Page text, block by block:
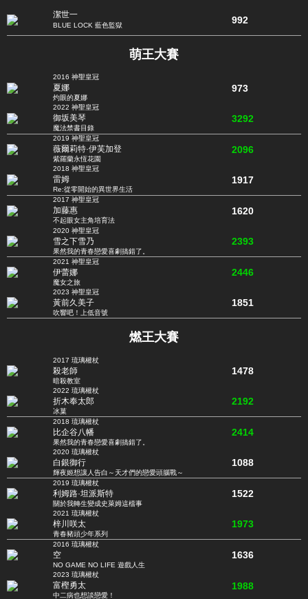
潔世一
BLUE LOCK 藍色監獄 992
萌王大賽
2016 神聖皇冠
夏娜
灼眼的夏娜
973
2022 神聖皇冠
御坂美琴
魔法禁書目錄
3292
2019 神聖皇冠
薇爾莉特·伊芙加登
紫羅蘭永恆花園
2096
2018 神聖皇冠
雷姆
Re:從零開始的異世界生活
1917
2017 神聖皇冠
加藤惠
不起眼女主角培育法
1620
2020 神聖皇冠
雪之下雪乃
果然我的青春戀愛喜劇搞錯了。
2393
2021 神聖皇冠
伊蕾娜
魔女之旅
2446
2023 神聖皇冠
黃前久美子
吹響吧！上低音號
1851
燃王大賽
2017 琉璃權杖
殺老師
暗殺教室
1478
2022 琉璃權杖
折木奉太郎
冰菓
2192
2018 琉璃權杖
比企谷八幡
果然我的青春戀愛喜劇搞錯了。
2414
2020 琉璃權杖
白銀御行
輝夜姬想讓人告白～天才們的戀愛頭腦戰～
1088
2019 琉璃權杖
利姆路·坦派斯特
關於我轉生變成史萊姆這檔事
1522
2021 琉璃權杖
梓川咲太
青春豬頭少年系列
1973
2016 琉璃權杖
空
NO GAME NO LIFE 遊戲人生
1636
2023 琉璃權杖
富樫勇太
中二病也想談戀愛！
1988